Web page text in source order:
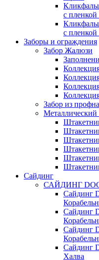
с пленкой
с
Заборы и ограждения
Забор Жалюзи
Забор из
Металлический
Сайдинг
САЙДИНГ
Сайдинг
Сайдинг
Сайдинг
Сайдинг
Халва